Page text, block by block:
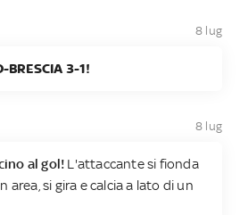
8 lug
BRESCIA 3-1!
8 lug
al gol! L'attaccante si fionda
area, si gira e calcia a lato di un